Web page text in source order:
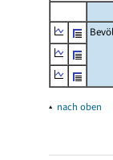
▴ nach oben